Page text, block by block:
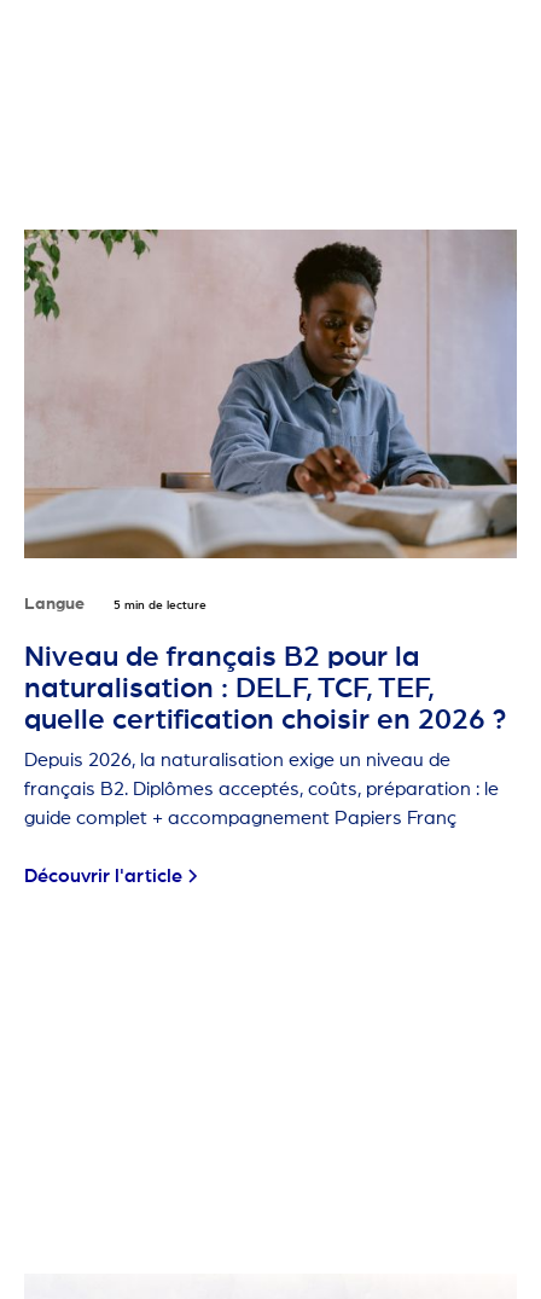
Langue 5 min de lecture
Niveau de français B2 pour la
naturalisation : DELF, TCF, TEF,
quelle certification choisir en 2026 ?
Depuis 2026, la naturalisation exige un niveau de
français B2. Diplômes acceptés, coûts, préparation : le
guide complet + accompagnement Papiers Franç
Découvrir l'article